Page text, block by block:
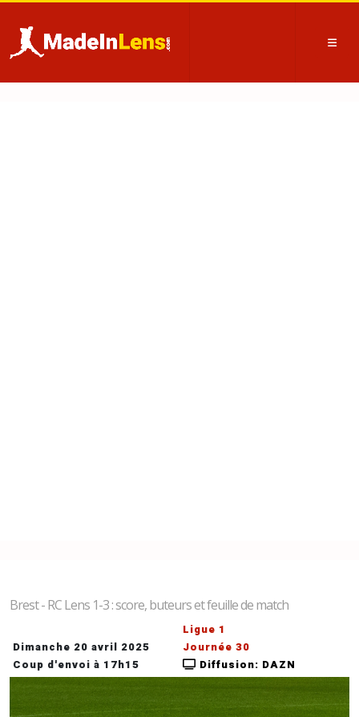
Brest - RC Lens 1-3 : score, buteurs et feuille de match
Dimanche 20 avril 2025
Coup d'envoi à 17h15
Ligue 1
Journée 30
Diffusion: DAZN